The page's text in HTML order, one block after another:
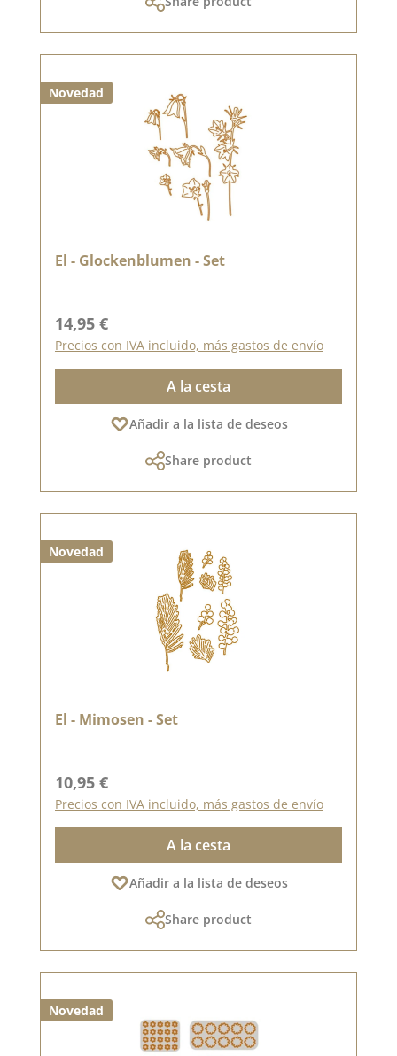
Novedad
El - Glockenblumen - Set
Precio normal:
14,95 €
Precios con IVA incluido, más gastos de envío
A la cesta
Añadir a la lista de deseos
Share product
Novedad
El - Mimosen - Set
Precio normal:
10,95 €
Precios con IVA incluido, más gastos de envío
A la cesta
Añadir a la lista de deseos
Share product
Novedad